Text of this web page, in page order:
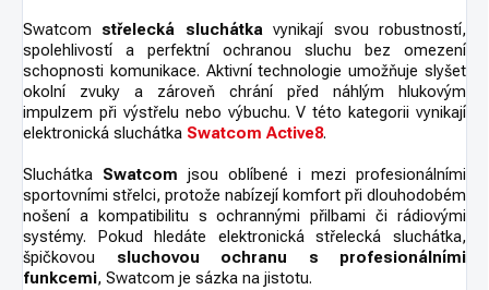
Swatcom střelecká sluchátkavynikají svou robustností,
spolehlivostí a perfektní ochranou sluchu bez omezení
schopnosti komunikace. Aktivní technologie umožňuje slyšet
okolní zvuky a zároveň chrání před náhlým hlukovým
impulzem při výstřelu nebo výbuchu. V této kategorii vynikají
elektronická sluchátka Swatcom Active8.
Sluchátka Swatcom jsou oblíbené i mezi profesionálními
sportovními střelci, protože nabízejí komfort při dlouhodobém
nošení a kompatibilitu s ochrannými přilbami či rádiovými
systémy. Pokud hledáte elektronická střelecká sluchátka,
špičkovou sluchovou ochranu s profesionálními
funkcemi, Swatcom je sázka na jistotu.